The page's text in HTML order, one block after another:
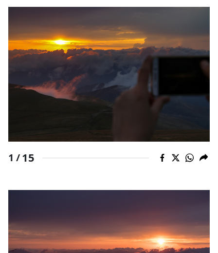
Karabük
Osmaniye
1 /15